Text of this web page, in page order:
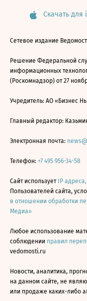
Скачать для
Сетевое издание
Решение Федеральной
информационных
(Роскомнадзор) от 27
Учредитель: АО «Бизнес
Главный редактор:
Электронная почта:
Телефон: +7 495 956-34-58
Сайт использует IP
Пользователей сайта,
в отношении обработки
Медиа»
Любое использование
соблюдении правил
vedomosti.ru
Новости, аналитика,
на данном сайте, не
или продаже каких-либо